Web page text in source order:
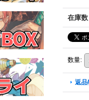
在庫
数量:
返品